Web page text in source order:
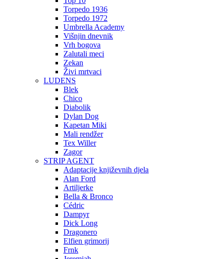
Torpedo 1936
Torpedo 1972
Umbrella Academy
Višnjin dnevnik
Vrh bogova
Zalutali meci
Zekan
Živi mrtvaci
LUDENS
Blek
Chico
Diabolik
Dylan Dog
Kapetan Miki
Mali rendžer
Tex Willer
Zagor
STRIP AGENT
Adaptacije književnih djela
Alan Ford
Artiljerke
Bella & Bronco
Cédric
Dampyr
Dick Long
Dragonero
Elfien grimorij
Frnk